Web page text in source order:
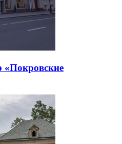
«Покровские